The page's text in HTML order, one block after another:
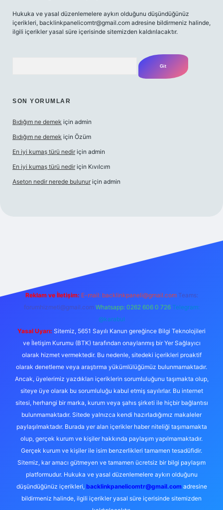
Hukuka ve yasal düzenlemelere aykırı olduğunu düşündüğünüz
içerikleri, backlinkpanelicomtr@gmail.com adresine bildirmeniz halinde,
ilgili içerikler yasal süre içerisinde sitemizden kaldırılacaktır.
SON YORUMLAR
Bıdığım ne demek için admin
Bıdığım ne demek için Özüm
En iyi kumaş türü nedir için admin
En iyi kumaş türü nedir için Kıvılcım
Aseton nedir nerede bulunur için admin
betexper giriş
Reklam ve İletişim: E-mail: backlinkpaneli@gmail.com Teams:
forumhizmeti@gmail.com Whatsapp: 0262 606 0 726 Telegram:
@karabul
Yasal Uyarı: Sitemiz, 5651 Sayılı Kanun gereğince Bilgi Teknolojileri
ve İletişim Kurumu (BTK) tarafından onaylanmış bir Yer Sağlayıcı
olarak hizmet vermektedir. Bu nedenle, sitedeki içerikleri proaktif
olarak denetleme veya araştırma yükümlülüğümüz bulunmamaktadır.
Ancak, üyelerimiz yazdıkları içeriklerin sorumluluğunu taşımakta olup,
siteye üye olarak bu sorumluluğu kabul etmiş sayılırlar. Bu internet
sitesi, herhangi bir marka, kurum veya şahıs şirketi ile hiçbir bağlantısı
bulunmamaktadır. Sitede yalnızca kendi hazırladığımız makaleler
paylaşılmaktadır. Burada yer alan içerikler haber niteliği taşımamakta
olup, gerçek kurum ve kişiler hakkında paylaşım yapılmamaktadır.
Gerçek kurum ve kişiler ile isim benzerlikleri tamamen tesadüfidir.
Sitemiz, kar amacı gütmeyen ve tamamen ücretsiz bir bilgi paylaşım
platformudur. Hukuka ve yasal düzenlemelere aykırı olduğunu
düşündüğünüz içerikleri, backlinkpanelicomtr@gmail.comadresine
bildirmeniz halinde, ilgili içerikler yasal süre içerisinde sitemizden